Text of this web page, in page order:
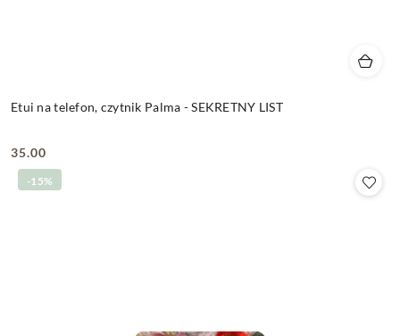
Etui na telefon, czytnik Palma - SEKRETNY LIST
Cena:
35.00
-15%